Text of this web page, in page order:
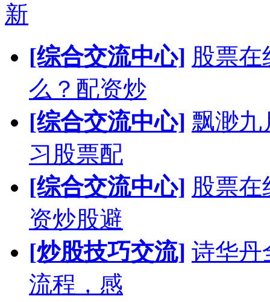
新
[综合交流中心] 股票
么？配资炒
[综合交流中心] 飘渺九
习股票配
[综合交流中心] 股票
资炒股避
[炒股技巧交流] 诗华丹
流程，感